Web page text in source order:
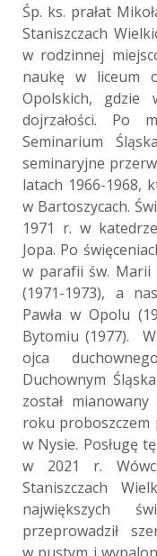
Śp. ks. prałat
Staniszczach
w rodzinnej
naukę w liceum
Opolskich, gdzie
dojrzałości. Po
Seminarium
seminaryjne
latach 1966-1968,
w Bartoszycach.
1971 r. w
Jopa. Po
w parafii św. Marii
(1971-1973), a
Pawła w Opolu
Bytomiu (1977).
ojca
Duchownym
został
roku proboszczem
w Nysie. Posługę
w 2021 r.
Staniszczach
największych
przeprowadził
w pustym i